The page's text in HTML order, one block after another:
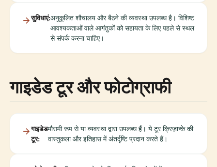
सुविधाएं:अनुकूलित शौचालय और बैठने की व्यवस्था उपलब्ध है। विशिष्ट
आवश्यकताओं वाले आगंतुकों को सहायता के लिए पहले से स्थल
से संपर्क करना चाहिए।
गाइडेड टूर और फोटोग्राफी
गाइडेड
टूर:
मौसमी रूप से या व्यवस्था द्वारा उपलब्ध हैं। ये टूर क्रिज़ान्के की
वास्तुकला और इतिहास में अंतर्दृष्टि प्रदान करते हैं।